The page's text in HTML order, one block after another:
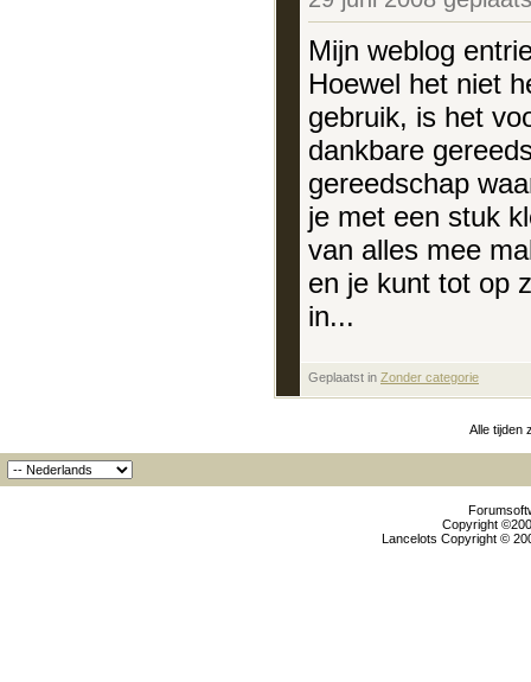
Mijn weblog
Hoewel het niet
gebruik, is het
dankbare
gereedschap
je met een stuk
van alles mee
en je kunt tot op
in...
Geplaatst in Zonder categorie
Alle tijden
Copyright
Lancelots Copyright ©